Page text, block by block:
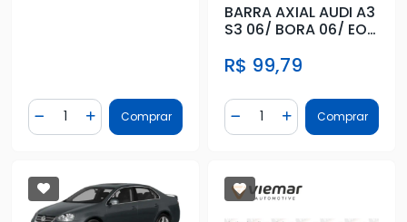
Diminuir Quantidade
Quantidade
Adicionar Quantidade
Comprar
BARRA AXIAL AUDI A3
S3 06/ BORA 06/ EOS
R$ 99,79
Diminuir Quantidade
Quantidade
AdicionarComprar